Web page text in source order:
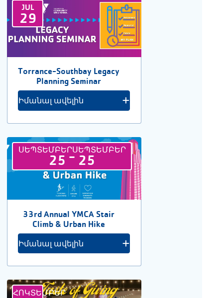
JUL
29
Torrance-Southbay Legacy
Planning Seminar
Իմանալ ավելին
ՍԵՊՏԵՄԲԵՐՍԵՊՏԵՄԲԵՐ
25 - 25
33rd Annual YMCA Stair
Climb & Urban Hike
Իմանալ ավելին
ՀՈԿՏԵՄԲԵՐ